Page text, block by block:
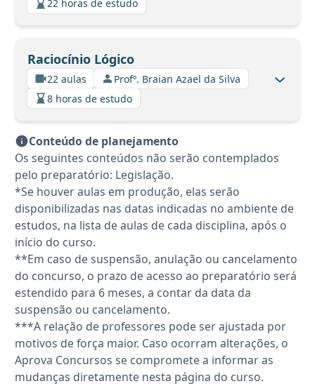
22 horas de estudo
Raciocínio Lógico
22 aulas
Profº. Braian Azael da Silva
8 horas de estudo
Conteúdo de planejamento
Os seguintes conteúdos não serão contemplados
pelo preparatório: Legislação.
*Se houver aulas em produção, elas serão
disponibilizadas nas datas indicadas no ambiente de
estudos, na lista de aulas de cada disciplina, após o
início do curso.
**Em caso de suspensão, anulação ou cancelamento
do concurso, o prazo de acesso ao preparatório será
estendido para 6 meses, a contar da data da
suspensão ou cancelamento.
***A relação de professores pode ser ajustada por
motivos de força maior. Caso ocorram alterações, o
Aprova Concursos se compromete a informar as
mudanças diretamente nesta página do curso.